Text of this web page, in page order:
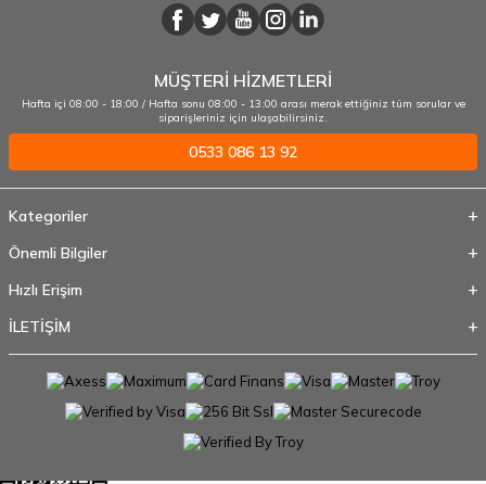
MÜŞTERİ HİZMETLERİ
Hafta içi 08:00 - 18:00 / Hafta sonu 08:00 - 13:00 arası merak ettiğiniz tüm sorular ve
siparişleriniz için ulaşabilirsiniz.
0533 086 13 92
Kategoriler
Önemli Bilgiler
Hızlı Erişim
İLETİŞİM